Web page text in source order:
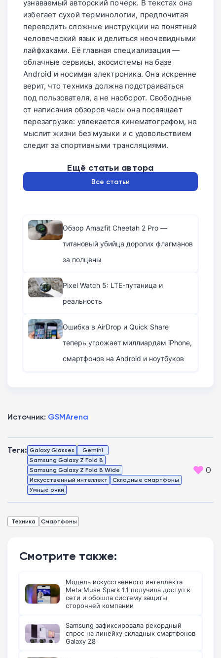
узнаваемый авторский почерк. В текстах она
избегает сухой терминологии, предпочитая
переводить сложные инструкции на понятный
человеческий язык и делиться неочевидными
лайфхаками. Её главная специализация —
облачные сервисы, экосистемы на базе
Android и носимая электроника. Она искренне
верит, что техника должна подстраиваться
под пользователя, а не наоборот. Свободные
от написания обзоров часы она посвящает
перезагрузке: увлекается кинематографом, не
мыслит жизни без музыки и с удовольствием
следит за спортивными трансляциями.
Ещё статьи автора
Все статьи
Обзор Amazfit Cheetah 2 Pro —
титановый убийца дорогих флагманов
за полцены
Pixel Watch 5: LTE-путаница и
реальность
Ошибка в AirDrop и Quick Share
теперь угрожает миллиардам iPhone,
смартфонов на Android и ноутбуков
Источник: GSMArena
Теги: Galaxy Glasses
Gemini
Samsung Galaxy Z Fold 8
Samsung Galaxy Z Fold 8 Wide
Искусственный интеллект
Складные смартфоны
Умные очки
0
Техника Смартфоны
Смотрите также:
Модель искусственного интеллекта
Meta Muse Spark 1.1 получила доступ к
сети и обошла систему защиты
сторонней компании
Samsung зафиксировала рекордный
спрос на линейку складных смартфонов
Galaxy Z8